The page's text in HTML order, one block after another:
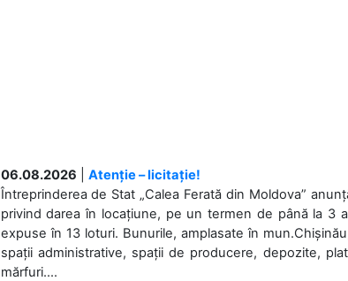
06.08.2026
Atenție – licitație!
Întreprinderea de Stat „Calea Ferată din Moldova”
privind darea în locațiune, pe un termen de până la 3
expuse în 13 loturi. Bunurile, amplasate în
spații administrative, spații de producere, depozite,
mărfuri....